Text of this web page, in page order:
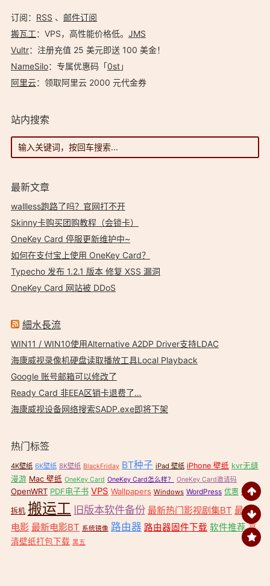
订阅： RSS 、 邮件订阅
搬瓦工：VPS，高性能价格低。️ JMS
Vultr：注册充值 25 美元即送 100 美金！
NameSilo：专属优惠码「0st」
阿里云：领取阿里云 2000 元代金券
站内搜索
最新文章
wallless跑路了吗？官网打不开
Skinny卡购买团购教程（会锁卡）
OneKey Card 停服更新维护中~
如何在支付宝上使用 OneKey Card？
Typecho 发布 1.2.1 版本 修复 XSS 漏洞
OneKey Card 网站被 DDoS
細水長流
WIN11 / WIN10使用Alternative A2DP Driver支持LDAC
海康威视录像机硬盘读取播放工具Local Playback
Google 账号邮箱可以修改了
Ready Card 非EEA区销卡退费了…
海康威视设备网络搜索SADP.exe即将下架
热门标签
4K壁纸 6K壁纸 8K壁纸 BlackFriday BT种子 iPad 壁纸 iPhone 壁纸 kvr无缝
漫游 Mac 壁纸 OneKey Card OneKey Card怎么样？ OneKey Card邀请码
OpenWRT PDF电子书 VPS Wallpapers Windows WordPress 优惠 壁纸
拆机 搬运工 旧版本软件备份 最新热门影视剧集BT 最新
电影 最新电影BT 系统镜像 路由器 路由器固件下载 软件推荐 高
清壁纸打包下载 黑五